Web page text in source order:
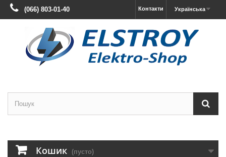
Українська
Контакти
(066) 803-01-40
Кошик (пусто)